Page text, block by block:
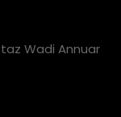
Wadi Annuar